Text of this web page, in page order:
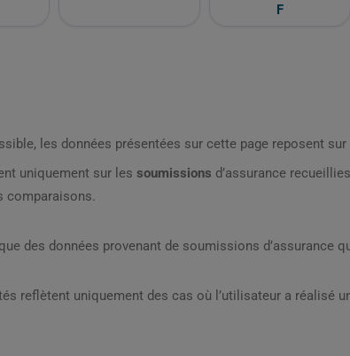
F
les données présentées sur cette page reposent
uniquement sur les soumissions d’assurance
comparaisons.
des données provenant de soumissions d’assurance
reflètent uniquement des cas où l’utilisateur a réalisé